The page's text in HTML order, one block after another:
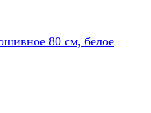
80 см, белое